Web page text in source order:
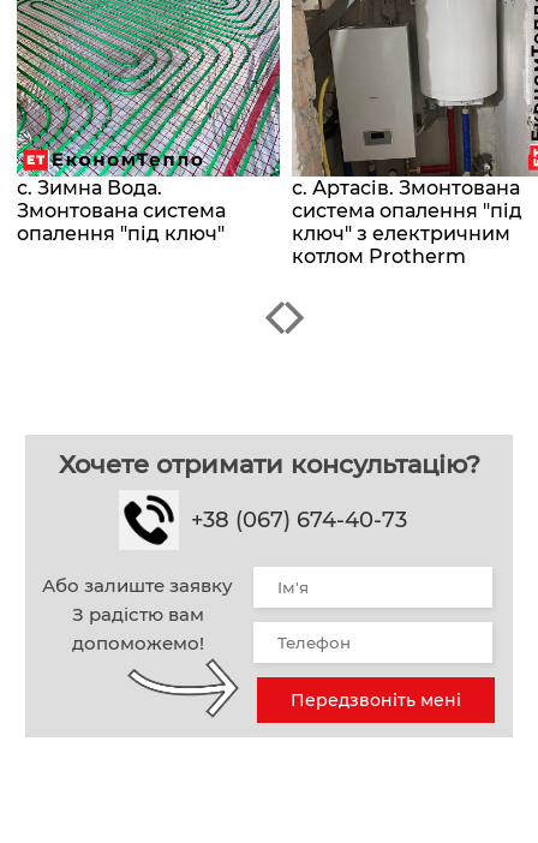
с. Зимна Вода.
Змонтована система
опалення "під ключ"
с. Артасів. Змонтована
система опалення "під
ключ" з електричним
котлом Protherm
Хочете отримати консультацію?
+38 (067) 674-40-73
Або залиште заявку
З радістю вам
допоможемо!
Передзвоніть мені